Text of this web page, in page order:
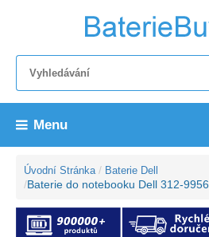
Menu
Úvodní Stránka Baterie Dell
Baterie do notebooku Dell 312-9956